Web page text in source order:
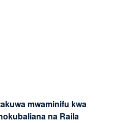
mwaminifu kwa
na Raila